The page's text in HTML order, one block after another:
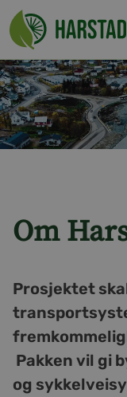
Hopp
til
innhold
Om
Prosjektet
Pakken vil gi
og